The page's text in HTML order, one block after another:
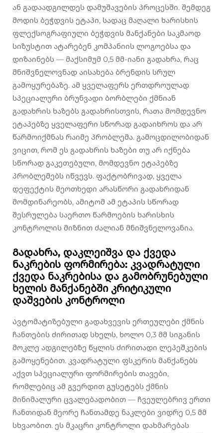
ან გადაადგილდეს დამუშავების პროცესში. შემდეგ
მოდის ბეჭდვის ეტაპი, სადაც მაღალი ხარისხის
ფლექსოგრაფიული ბეჭდვის მანქანები საკმაოდ
სიზუსტით ატარებენ კომპანიის ლოგოებსა და
დიზაინებს — მაქსიმუმ 0,5 მმ-იანი გადახრა, რაც
მნიშვნელოვნად აისახება ბრენდის სრულ
გამოყურებაზე. ამ ყველაფერს ერთდროულად
სპეციალური ბრუნვადი ბორბლები ქმნიან
გადახრის ხაზებს გადახრისთვის, რათა მომდევნო
ეტაპებზე ყველაფერი სწორად გადაიხროს და არ
წარმოიქმნას რაიმე პრობლემა. გამოცდილობიდან
ვიცით, რომ ეს გადახრის ხაზები თუ არ იქნება
სწორად გაკეთებული, მომდევნო ეტაპებზე
პრობლემებს იწვევს. ფაქტობრივად, ყველა
დეფექტის მეოთხედი არასწორი გადახრიდან
მომდინარეობს, ამიტომ ამ ეტაპის სწორად
შესრულება საერთო წარმოების ხარისხის
კონტროლის მიზნით ძალიან მნიშვნელოვანია.
Გადახრა, დაკლეიშვა და ქვედა
ნაკრების ფორმირება: კვადრატული
ქვედა ნაკრებისა და გამობრუნებული
ხელის მანქანებში კრიტიკული
დაშვების კონტროლი
Ავტომატიზებული გადახვევის ერთეულები ქმნის
ჩანთების ძირითად სხელს, ხოლო 0,3 მმ სიგანის
მოკლე ადგილებზე წყლის ძირითადი ლეპეშკების
გამოყენებით. კვადრატული ფსკერის მანქანებს
აქვთ სპეციალური ფორმირების თავები,
რომლებიც ამ გვერდით გუსეტებს ქმნის
მინიმალური ცვალებადობით — ჩვეულებრივ ერთი
ჩანთიდან მეორე ჩანთამდე ნაკლები ვიდრე 0,5 მმ
სხვაობით. ეს მკაცრი კონტროლი დახმარებას